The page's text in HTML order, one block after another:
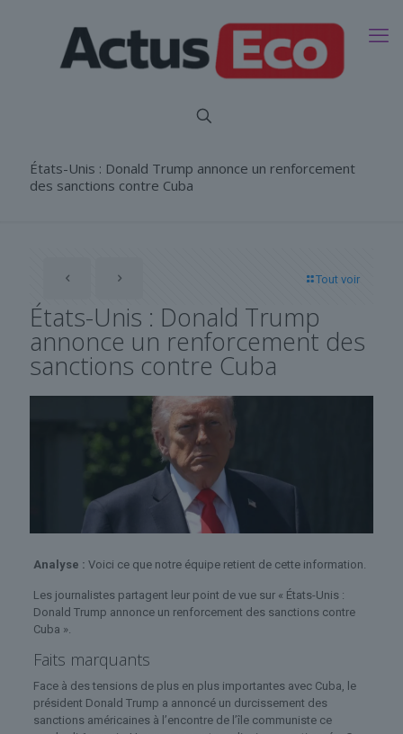
États-Unis : Donald Trump annonce un renforcement
des sanctions contre Cuba
Tout voir
États-Unis : Donald Trump
annonce un renforcement des
sanctions contre Cuba
Analyse : Voici ce que notre équipe retient de cette information.
Les journalistes partagent leur point de vue sur « États-Unis :
Donald Trump annonce un renforcement des sanctions contre
Cuba ».
Faits marquants
Face à des tensions de plus en plus importantes avec Cuba, le
président Donald Trump a annoncé un durcissement des
sanctions américaines à l’encontre de l’île communiste ce